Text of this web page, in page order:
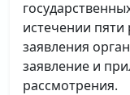
истечении
заявления
заявление и
рассмотрения.